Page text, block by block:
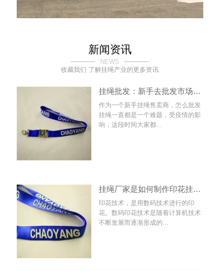
新闻资讯
NEWS
收藏我们 了解挂绳产业的更多资讯
挂绳批发：新手去批发市场批发挂绳时需要注意
作为一个新手挂绳售卖商，怎么批发
挂绳一直都是一个难题，受疫情的影
响，这段时间大家都...
挂绳厂家是如何制作印花挂绳的
印花技术，是用数码技术进行的印
花。数码印花技术是随着计算机技术
不断发展而逐渐形成的...